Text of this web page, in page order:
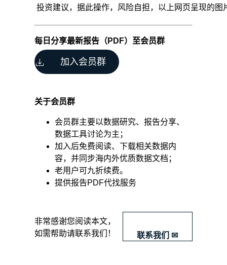
行
业
投资建议，据此操作，风险自担，以上网页呈现的
每日分享最新报告（PDF）至会员群
加入会员群
关于会员群
会员群主要以数据研究、报告分享、
数据工具讨论为主；
加入后免费阅读、下载相关数据内
容，并同步海内外优质数据文档；
老用户可九折续费。
提供报告PDF代找服务
​非常感谢您阅读本文，
如需帮助请联系我们！
联系我们 ✉